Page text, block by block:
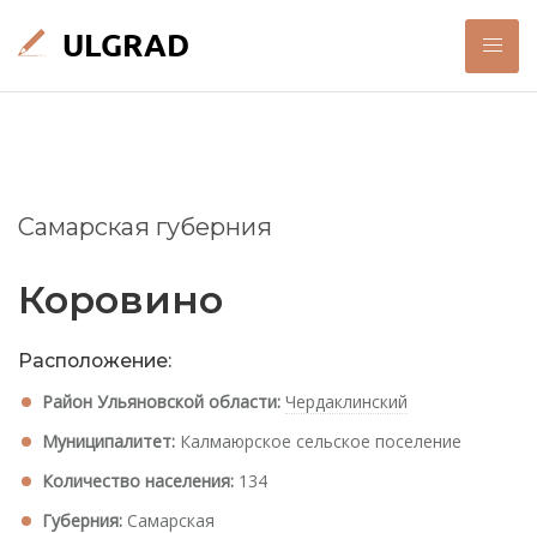
Самарская губерния
Коровино
Расположение:
Район Ульяновской области: Чердаклинский
Муниципалитет: Калмаюрское сельское поселение
Количество населения: 134
Губерния: Самарская